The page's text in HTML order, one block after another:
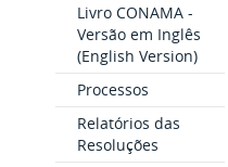
Livro CONAMA -
Versão em Inglês
(English Version)
Processos
Relatórios das
Resoluções